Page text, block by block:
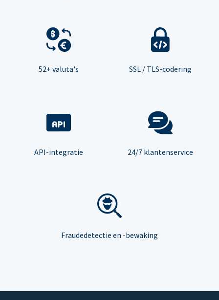
52+ valuta's SSL / TLS-codering
API-integratie 24/7 klantenservice
Fraudedetectie en -bewaking